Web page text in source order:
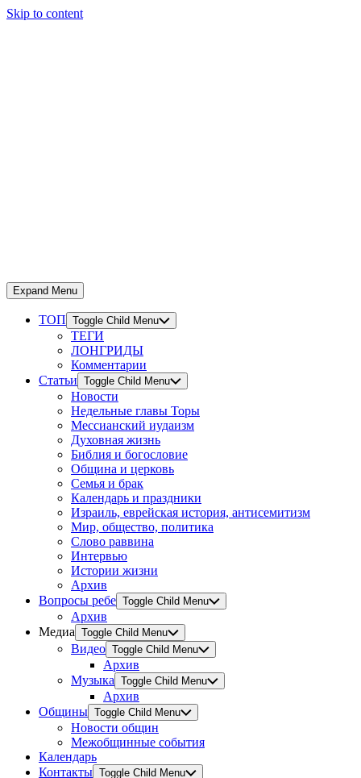
Skip to content
Expand Menu
ТОП Toggle Child Menu
ТЕГИ
ЛОНГРИДЫ
Комментарии
Статьи Toggle Child Menu
Новости
Недельные главы Торы
Мессианский иудаизм
Духовная жизнь
Библия и богословие
Община и церковь
Семья и брак
Календарь и праздники
Израиль, еврейская история, антисемитизм
Мир, общество, политика
Слово раввина
Интервью
Истории жизни
Архив
Вопросы ребе Toggle Child Menu
Архив
Медиа Toggle Child Menu
Видео Toggle Child Menu
Архив
Музыка Toggle Child Menu
Архив
Общины Toggle Child Menu
Новости общин
Межобщинные события
Календарь
Контакты Toggle Child Menu